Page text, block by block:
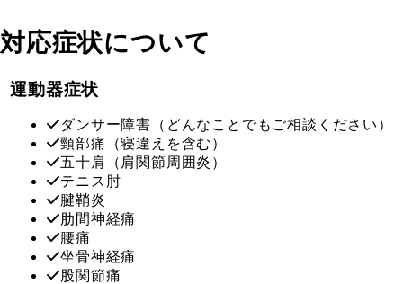
対応症状について
運動器症状
ダンサー障害（どんなことでもご相談ください）
頸部痛（寝違えを含む）
五十肩（肩関節周囲炎）
テニス肘
腱鞘炎
肋間神経痛
腰痛
坐骨神経痛
股関節痛